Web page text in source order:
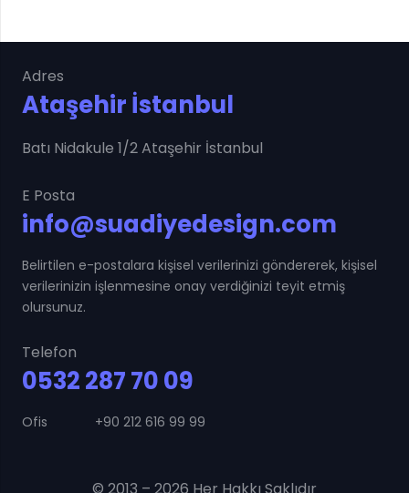
Adres
Ataşehir İstanbul
Batı Nidakule 1/2 Ataşehir İstanbul
E Posta
info@suadiyedesign.com
Belirtilen e-postalara kişisel verilerinizi göndererek, kişisel
verilerinizin işlenmesine onay verdiğinizi teyit etmiş
olursunuz.
Telefon
0532 287 70 09
Ofis +90 212 616 99 99